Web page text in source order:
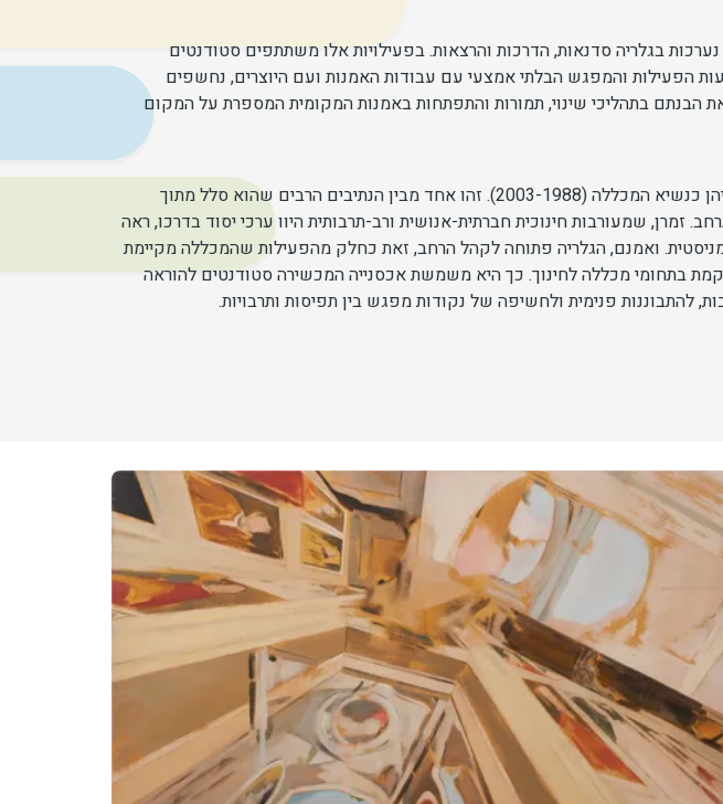
בגלריה סדנאות, הדרכות והרצאות. בפעילויות אלו משתתפים סטודנטים
הפעילות והמפגש הבלתי אמצעי עם עבודות האמנות ועם היוצרים, נחשפים
בתהליכי שינוי, תמורות והתפתחות באמנות המקומית המספרת על המקום
הגלריה לאמנות במכללה הוקמה בשנת 1996, ביוזמתו של איתי זמרן, איש חינוך פורץ דרך שכיהן כנשיא המכללה (2003-1988). זהו אחד מבין הנתיבים הרבים שהוא סלל מתוך
שמעורבות חינוכית חברתית-אנושית ורב-תרבותית היוו ערכי יסוד בדרכו, ראה
ואמנם, הגלריה פתוחה לקהל הרחב, זאת כחלק מהפעילות שהמכללה מקיימת
בתחומי מכללה לחינוך. כך היא משמשת אכסנייה המכשירה סטודנטים להוראה
להתבוננות פנימית ולחשיפה של נקודות מפגש בין תפיסות ותרבויות.